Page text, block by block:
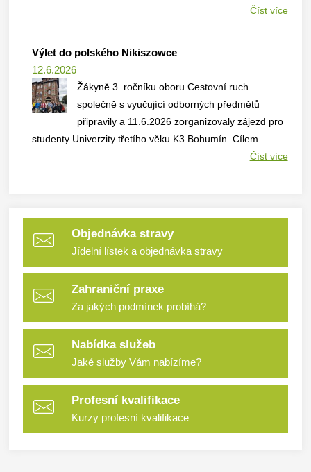
Číst více
Výlet do polského Nikiszowce
12.6.2026
Žákyně 3. ročníku oboru Cestovní ruch
společně s vyučující odborných předmětů
připravily a 11.6.2026 zorganizovaly zájezd pro
studenty Univerzity třetího věku K3 Bohumín. Cílem...
Číst více
Objednávka stravy
Jídelní lístek a objednávka stravy
Zahraniční praxe
Za jakých podmínek probíhá?
Nabídka služeb
Jaké služby Vám nabízíme?
Profesní kvalifikace
Kurzy profesní kvalifikace